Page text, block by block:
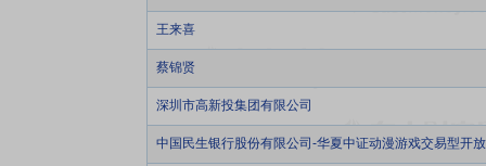
王来喜
蔡锦贤
深圳市高新投集团有限公司
中国民生银行股份有限公司-华夏中证动漫游戏交易型开